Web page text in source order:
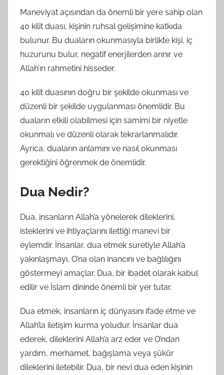
Maneviyat açısından da önemli bir yere sahip olan
40 kilit duası, kişinin ruhsal gelişimine katkıda
bulunur. Bu duaların okunmasıyla birlikte kişi, iç
huzurunu bulur, negatif enerjilerden arınır ve
Allah’ın rahmetini hisseder.
40 kilit duasının doğru bir şekilde okunması ve
düzenli bir şekilde uygulanması önemlidir. Bu
duaların etkili olabilmesi için samimi bir niyetle
okunmalı ve düzenli olarak tekrarlanmalıdır.
Ayrıca, duaların anlamını ve nasıl okunması
gerektiğini öğrenmek de önemlidir.
Dua Nedir?
Dua, insanların Allah’a yönelerek dileklerini,
isteklerini ve ihtiyaçlarını ilettiği manevi bir
eylemdir. İnsanlar, dua etmek suretiyle Allah’a
yakınlaşmayı, O’na olan inancını ve bağlılığını
göstermeyi amaçlar. Dua, bir ibadet olarak kabul
edilir ve İslam dininde önemli bir yer tutar.
Dua etmek, insanların iç dünyasını ifade etme ve
Allah’la iletişim kurma yoludur. İnsanlar dua
ederek, dileklerini Allah’a arz eder ve O’ndan
yardım, merhamet, bağışlama veya şükür
dileklerini iletebilir. Dua, bir nevi dua eden kişinin